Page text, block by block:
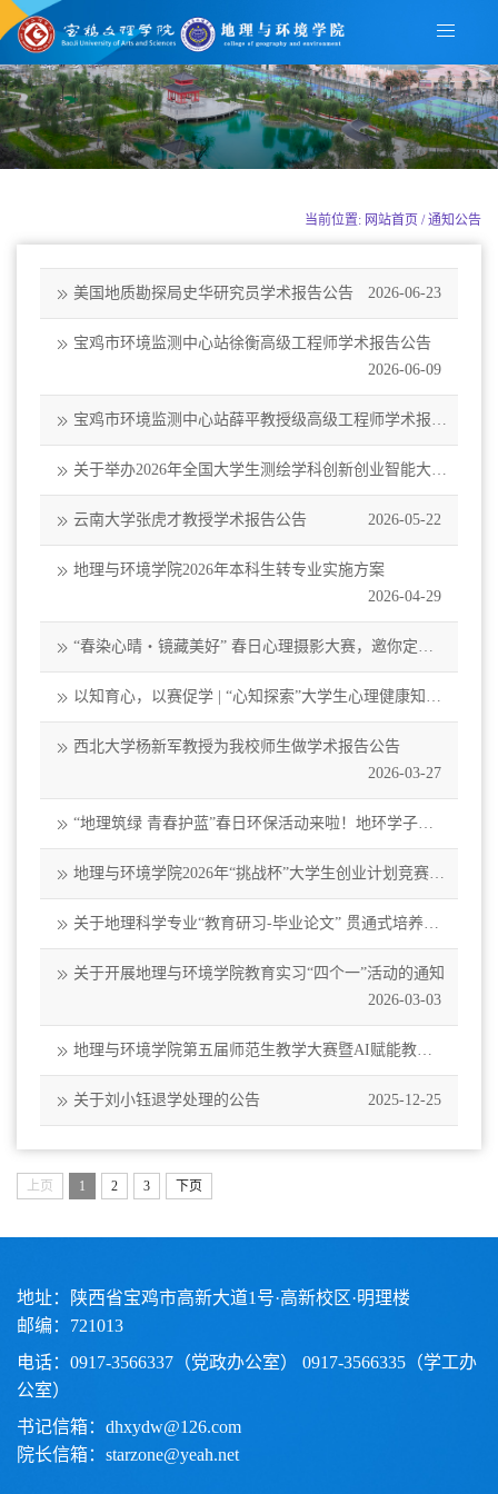
当前位置: 网站首页 / 通知公告
美国地质勘探局史华研究员学术报告公告 2026-06-23
宝鸡市环境监测中心站徐衡高级工程师学术报告公告
2026-06-09
宝鸡市环境监测中心站薛平教授级高级工程师学术报告
公告
2026-06-09
关于举办2026年全国大学生测绘学科创新创业智能大赛
校级选拔赛的通知
2026-06-01
云南大学张虎才教授学术报告公告
2026-05-22
地理与环境学院2026年本科生转专业实施方案
2026-04-29
“春染心晴・镜藏美好” 春日心理摄影大赛，邀你定格
治愈瞬间～
2026-03-31
以知育心，以赛促学 | “心知探索”大学生心理健康知识
竞赛初赛报名开启！
2026-03-27
西北大学杨新军教授为我校师生做学术报告公告
2026-03-27
“地理筑绿 青春护蓝”春日环保活动来啦！地环学子邀
您共护校园生态
2026-03-10
地理与环境学院2026年“挑战杯”大学生创业计划竞赛通
知
2026-03-07
关于地理科学专业“教育研习-毕业论文” 贯通式培养的
通知
2026-03-05
关于开展地理与环境学院教育实习“四个一”活动的通知
2026-03-03
地理与环境学院第五届师范生教学大赛暨AI赋能教学
创新大赛通知
2026-03-03
关于刘小钰退学处理的公告
2025-12-25
上页 1 2 3 下页
地址：陕西省宝鸡市高新大道1号·高新校区·明理楼
邮编：721013
电话：0917-3566337（党政办公室） 0917-3566335（学工办
公室）
书记信箱：dhxydw@126.com
院长信箱：starzone@yeah.net